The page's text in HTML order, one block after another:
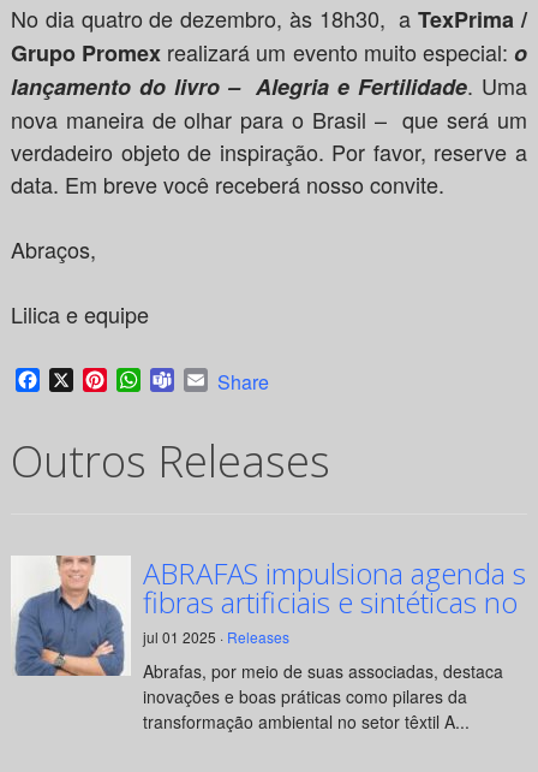
No dia quatro de dezembro, às 18h30, aTexPrima /
Grupo Promex realizará um evento muito especial:o
lançamento do livro – Alegria e Fertilidade. Uma
nova maneira de olhar para o Brasil – que será um
verdadeiro objeto de inspiração. Por favor, reserve a
data. Em breve você receberá nosso convite.
Abraços,
Lilica e equipe
Facebook
X PinterestWhatsApp
TeamsEmail
Share
Outros Releases
ABRAFAS impulsiona agenda
fibras artificiais e sintéticas no
jul 01 2025 · Releases
Abrafas, por meio de suas associadas, destaca
inovações e boas práticas como pilares da
transformação ambiental no setor têxtil A...